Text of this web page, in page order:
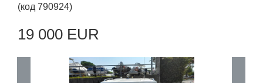
(код 790924)
19 000 EUR